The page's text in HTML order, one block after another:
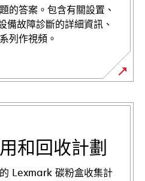
的答案。包含有關設置、
故障診斷的詳細資訊、
列作視頻。
和回收計劃
Lexmark 碳粉盒收集計